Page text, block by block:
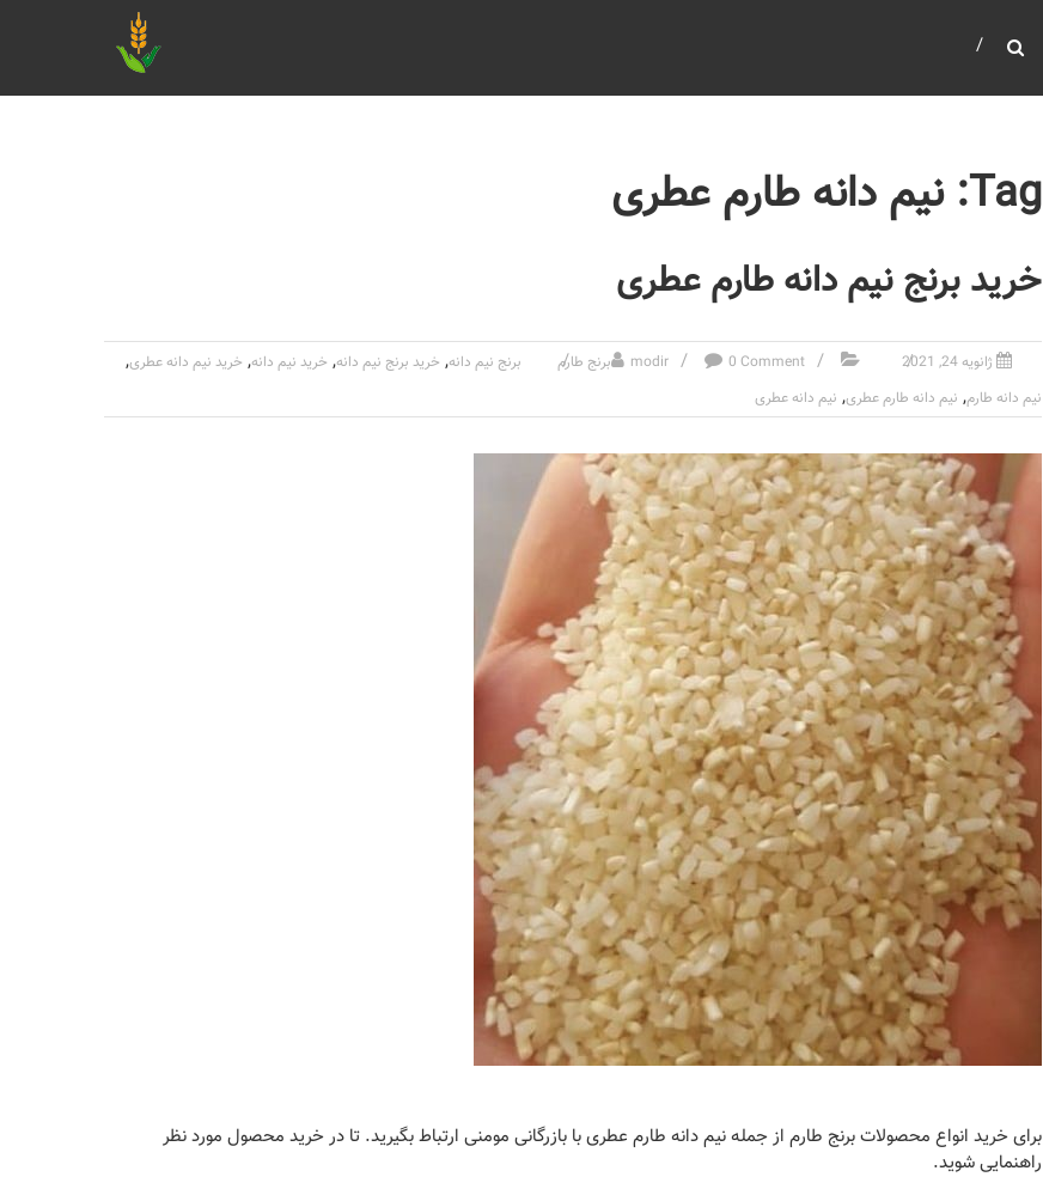
Tag: نیم دانه طارم عطری
خرید برنج نیم دانه طارم عطری
ژانویه 24, 2021 modir 0 Comment برنج طارم برنج نیم دانه, خرید برنج نیم دانه, خرید نیم دانه, خرید نیم دانه عطری,
نیم دانه طارم, نیم دانه طارم عطری, نیم دانه عطری
برای خرید انواع محصولات برنج طارم از جمله نیم دانه طارم عطری با بازرگانی مومنی ارتباط بگیرید. تا در خرید محصول مورد نظر
راهنمایی شوید.